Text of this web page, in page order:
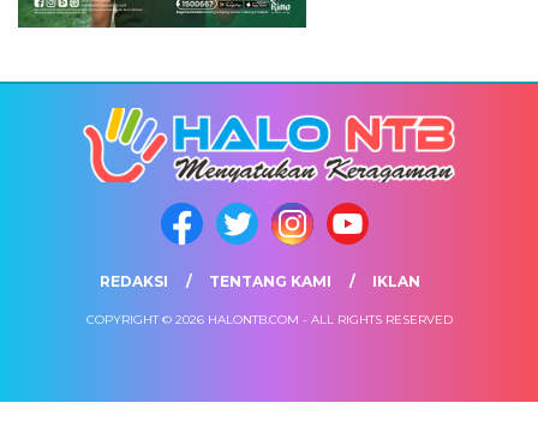
REDAKSI TENTANG KAMI IKLAN
COPYRIGHT © 2026 HALONTB.COM - ALL RIGHTS RESERVED